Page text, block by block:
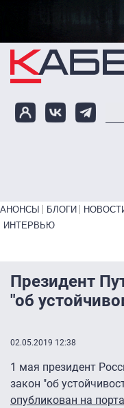
Перейти к основному
Primary links bottom
АНОНСЫ БЛОГИ
ИНТЕРВЬЮ
Президент
"об
02.05.2019 12:38
1 мая президент
закон "об
опубликован на